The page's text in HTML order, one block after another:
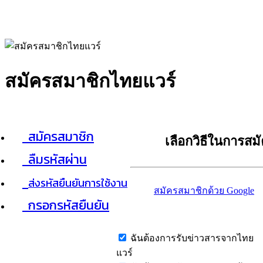
สมัครสมาชิกไทยแวร์
สมัครสมาชิก
ลืมรหัสผ่าน
ส่งรหัสยืนยันการใช้งาน
กรอกรหัสยืนยัน
เลือกวิธีในการส
สมัครสมาชิกด้วย Google
ฉันต้องการรับข่าวสารจากไทย
แวร์